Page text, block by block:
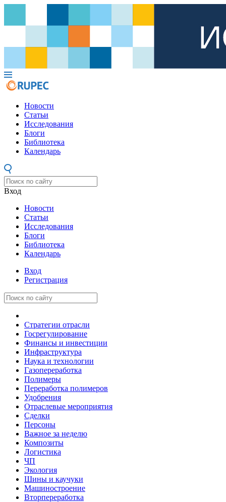
Новости
Статьи
Исследования
Блоги
Библиотека
Календарь
Вход
Новости
Статьи
Исследования
Блоги
Библиотека
Календарь
Вход
Регистрация
Стратегии отрасли
Госрегулирование
Финансы и инвестиции
Инфраструктура
Наука и технологии
Газопереработка
Полимеры
Переработка полимеров
Удобрения
Отраслевые мероприятия
Сделки
Персоны
Важное за неделю
Композиты
Логистика
ЧП
Экология
Шины и каучуки
Машиностроение
Вторпереработка